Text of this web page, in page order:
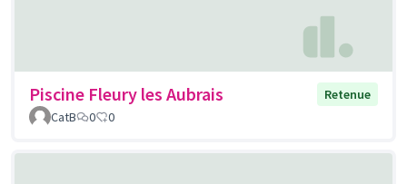
Piscine Fleury les Aubrais
Retenue
CatB
0 0